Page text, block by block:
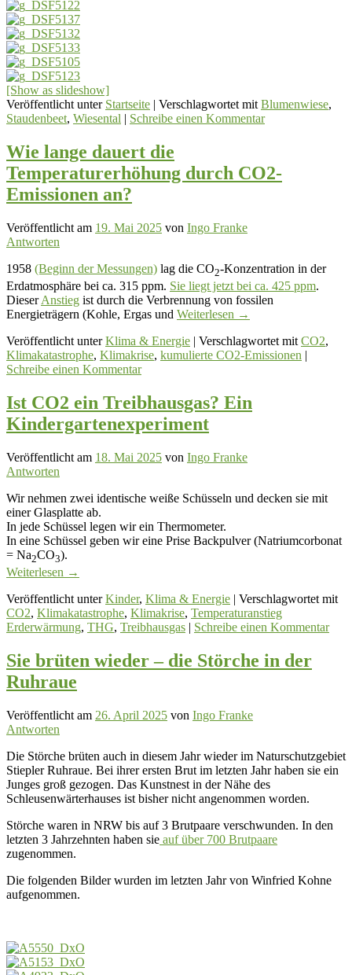
[Show as slideshow]
Veröffentlicht unter Startseite | Verschlagwortet mit Blumenwiese,
Staudenbeet, Wiesental | Schreibe einen Kommentar
Wie lange dauert die
Temperaturerhöhung durch CO2-
Emissionen an?
Veröffentlicht am 19. Mai 2025 von Ingo Franke
Antworten
1958 (Beginn der Messungen) lag die CO2-Konzentration in der
Erdatmosphäre bei ca. 315 ppm. Sie liegt jetzt bei ca. 425 ppm.
DieserAnstieg ist durch die Verbrennung von fossilen
Energieträgern (Kohle, Ergas und Weiterlesen →
Veröffentlicht unter Klima & Energie | Verschlagwortet mit CO2,
Klimakatastrophe, Klimakrise, kumulierte CO2-Emissionen |
Schreibe einen Kommentar
Ist CO2 ein Treibhausgas? Ein
Kindergartenexperiment
Veröffentlicht am 18. Mai 2025 von Ingo Franke
Antworten
Wir nehmen zwei identische weiße Schüsseln und decken sie mit
einer Glasplatte ab.
In jede Schüssel legen wir ein Thermometer.
In eine Schüssel geben wir eine Prise Backpulver (Natriumcorbonat
= Na2CO3).
Weiterlesen →
Veröffentlicht unter Kinder, Klima & Energie | Verschlagwortet mit
CO2, Klimakatastrophe, Klimakrise, Temperaturanstieg
Erderwärmung, THG, Treibhausgas | Schreibe einen Kommentar
Sie brüten wieder – die Störche in der
Ruhraue
Veröffentlicht am 26. April 2025 von Ingo Franke
Antworten
Die Störche brüten auch in diesem Jahr wieder im Naturschutzgebiet
Stiepler Ruhraue. Bei ihrer ersten Brut im letzten Jahr haben sie ein
Junges groß gezogen. Das Kunstnest in der Nähe des
Schleusenwärterhauses ist bisher nicht angenommen worden.
Störche waren in NRW bis auf 3 Brutpaare verschwunden. In den
letzten 3 Jahrzehnten haben sie auf über 700 Brutpaare
zugenommen.
Die folgenden Bilder wurden im letzten Jahr von Winfried Kohne
aufgenommen.